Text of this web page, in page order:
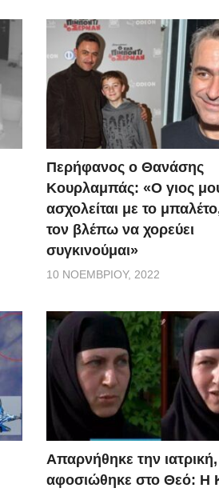
Περήφανος ο Θανάσης
Κουρλαμπάς: «Ο γιος
ασχολείται με το
τον βλέπω να χορεύει
συγκινούμαι»
10 ΝΟΕΜΒΡΊΟΥ, 2022
Απαρνήθηκε την ιατρική,
αφοσιώθηκε στο Θεό: Η